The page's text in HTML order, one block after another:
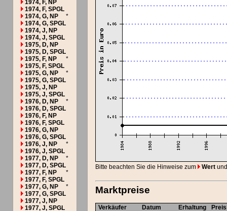
1974, F, NP
1974, F, SPGL
1974, G, NP
*
1974, G, SPGL
1974, J, NP
1974, J, SPGL
1975, D, NP
1975, D, SPGL
1975, F, NP
*
1975, F, SPGL
1975, G, NP
*
1975, G, SPGL
1975, J, NP
1975, J, SPGL
1976, D, NP
*
1976, D, SPGL
1976, F, NP
1976, F, SPGL
1976, G, NP
1976, G, SPGL
1976, J, NP
*
1976, J, SPGL
1977, D, NP
*
1977, D, SPGL
1977, F, NP
*
1977, F, SPGL
1977, G, NP
*
1977, G, SPGL
1977, J, NP
1977, J, SPGL
Bitte beachten Sie die Hinweise zum Wert
Marktpreise
Verkäufer Datum Erhaltung
Preis